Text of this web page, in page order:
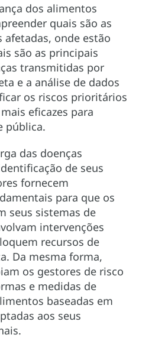
dos alimentos
quais são as
afetadas, onde estão
são as principais
transmitidas por
e a análise de dados
os riscos prioritários
eficazes para
pública.
das doenças
de seus
fornecem
para que os
seus sistemas de
intervenções
recursos de
Da mesma forma,
os gestores de risco
e medidas de
baseadas em
aos seus